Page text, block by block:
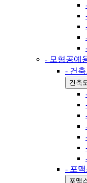
- 모형공예
- 건
건축
- 포
포맥